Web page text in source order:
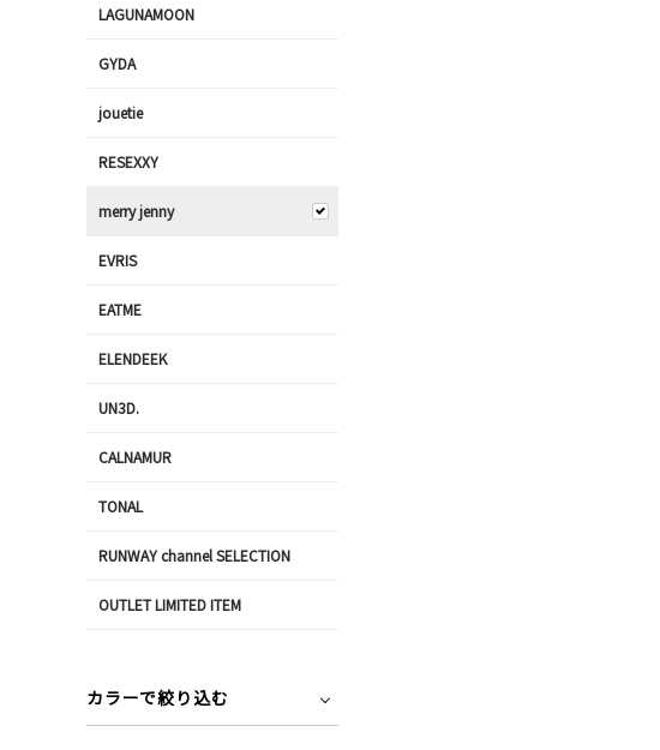
LAGUNAMOON
GYDA
jouetie
RESEXXY
merry jenny
EVRIS
EATME
ELENDEEK
UN3D.
CALNAMUR
TONAL
RUNWAY channel SELECTION
OUTLET LIMITED ITEM
カラーで絞り込む